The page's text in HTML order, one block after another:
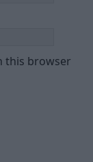
this browser